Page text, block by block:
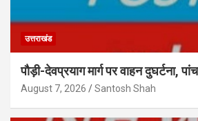
उत्तराखंड
पौड़ी-देवप्रयाग मार्ग पर वाहन दुघर्टना,
August 7, 2026 Santosh Shah